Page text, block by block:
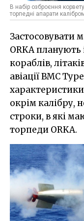
В набір озброєння
торпедні апарати
Застосовувати
ORKA
кораблів,
авіації ВМС
окрім калібру,
строки, в які
торпеди ORKA.